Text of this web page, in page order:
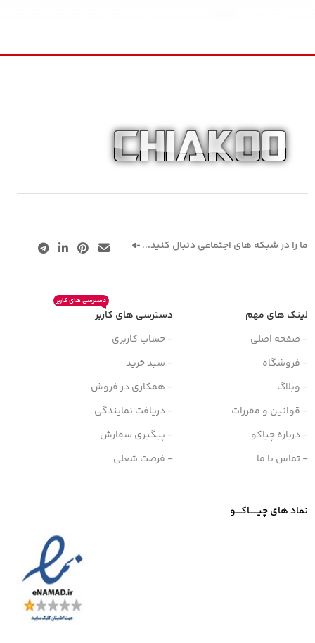
ما را در شبکه های اجتماعی دنبال کنید...
لینک های مهم
- صفحه اصلی
- فروشگاه
- وبلاگ
- قوانین و مقررات
- درباره چیاکو
- تماس با ما
دسترسی های کاربر
دسترسی های کاربر
- حساب کاربری
- سبد خرید
- همکاری در فروش
- دریافت نمایندگی
- پیگیری سفارش
- فرصت شغلی
نماد های چیــــــاکــــو